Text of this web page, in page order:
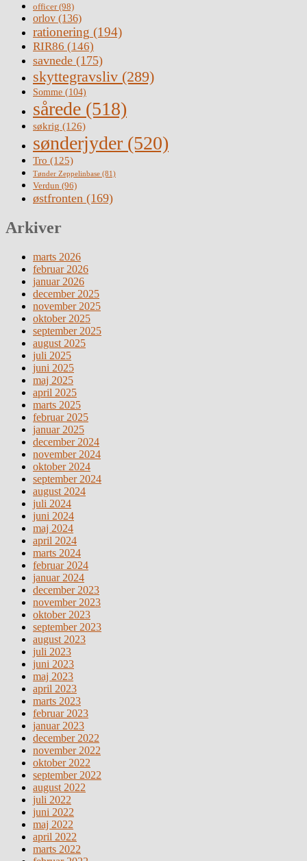
officer(98)
orlov (136)
rationering (194)
RIR86 (146)
savnede (175)
skyttegravsliv (289)
Somme (104)
sårede (518)
søkrig (126)
sønderjyder (520)
Tro (125)
Tønder Zeppelinbase (81)
Verdun (96)
østfronten (169)
Arkiver
marts 2026
februar 2026
januar 2026
december 2025
november 2025
oktober 2025
september 2025
august 2025
juli 2025
juni 2025
maj 2025
april 2025
marts 2025
februar 2025
januar 2025
december 2024
november 2024
oktober 2024
september 2024
august 2024
juli 2024
juni 2024
maj 2024
april 2024
marts 2024
februar 2024
januar 2024
december 2023
november 2023
oktober 2023
september 2023
august 2023
juli 2023
juni 2023
maj 2023
april 2023
marts 2023
februar 2023
januar 2023
december 2022
november 2022
oktober 2022
september 2022
august 2022
juli 2022
juni 2022
maj 2022
april 2022
marts 2022